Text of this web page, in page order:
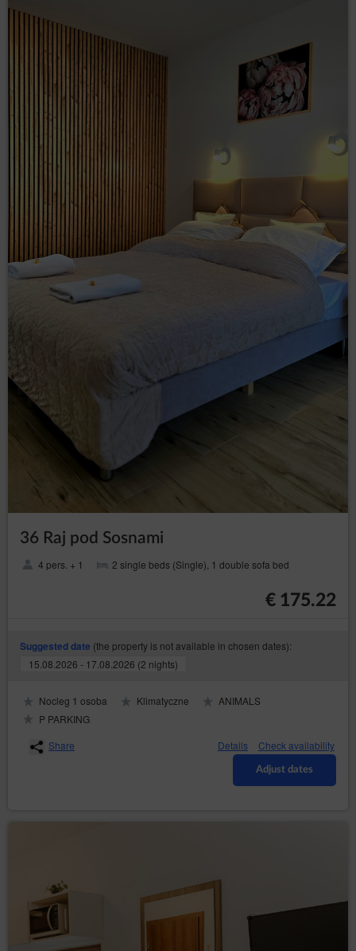
36 Raj pod Sosnami
4 pers. + 1 2 single beds (Single), 1 double sofa bed
€ 175.22
Suggested date (the property is not available in chosen dates):
15.08.2026 - 17.08.2026 (2 nights)
Nocleg 1 osoba Klimatyczne
ANIMALS
P PARKING
Share
Details Check availability
Adjust dates